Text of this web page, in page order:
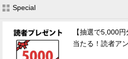
Special
【抽選で5,000
当たる！読者ア